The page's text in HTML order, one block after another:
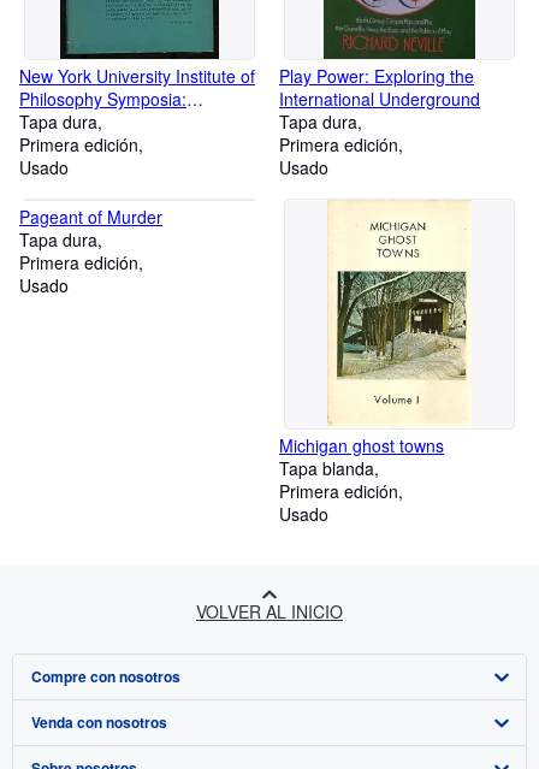
New York University Institute of
Philosophy Symposia:
Psychoanalysis
Tapa dura
Primera edición
Usado
Play Power: Exploring the
International Underground
Tapa dura
Primera edición
Usado
Pageant of Murder
Tapa dura
Primera edición
Usado
Michigan ghost towns
Tapa blanda
Primera edición
Usado
VOLVER AL INICIO
Compre con nosotros
Búsqueda avanzada
Venda con nosotros